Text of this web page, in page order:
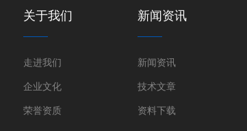
关于我们
走进我们
企业文化
荣誉资质
新闻资讯
新闻资讯
技术文章
资料下载